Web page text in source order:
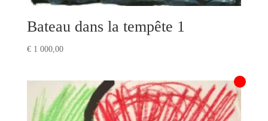
Bateau dans la tempête 1
€1 000,00